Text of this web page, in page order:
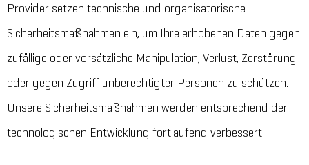
Provider setzen technische und organisatorische
Sicherheitsmaßnahmen ein, um Ihre erhobenen Daten gegen
zufällige oder vorsätzliche Manipulation, Verlust, Zerstörung
oder gegen Zugriff unberechtigter Personen zu schützen.
Unsere Sicherheitsmaßnahmen werden entsprechend der
technologischen Entwicklung fortlaufend verbessert.